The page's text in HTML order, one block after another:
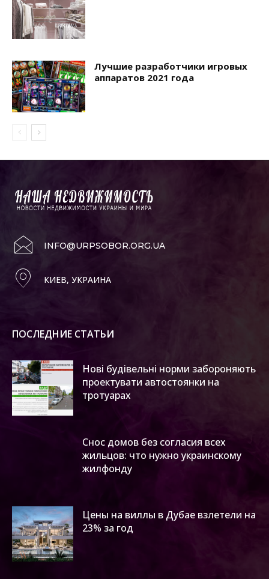
Лучшие разработчики игровых
аппаратов 2021 года
INFO@URPSOBOR.ORG.UA
КИЕВ, УКРАИНА
ПОСЛЕДНИЕ СТАТЬИ
Нові будівельні норми забороняють
проектувати автостоянки на
тротуарах
Снос домов без согласия всех
жильцов: что нужно украинскому
жилфонду
Цены на виллы в Дубае взлетели на
23% за год